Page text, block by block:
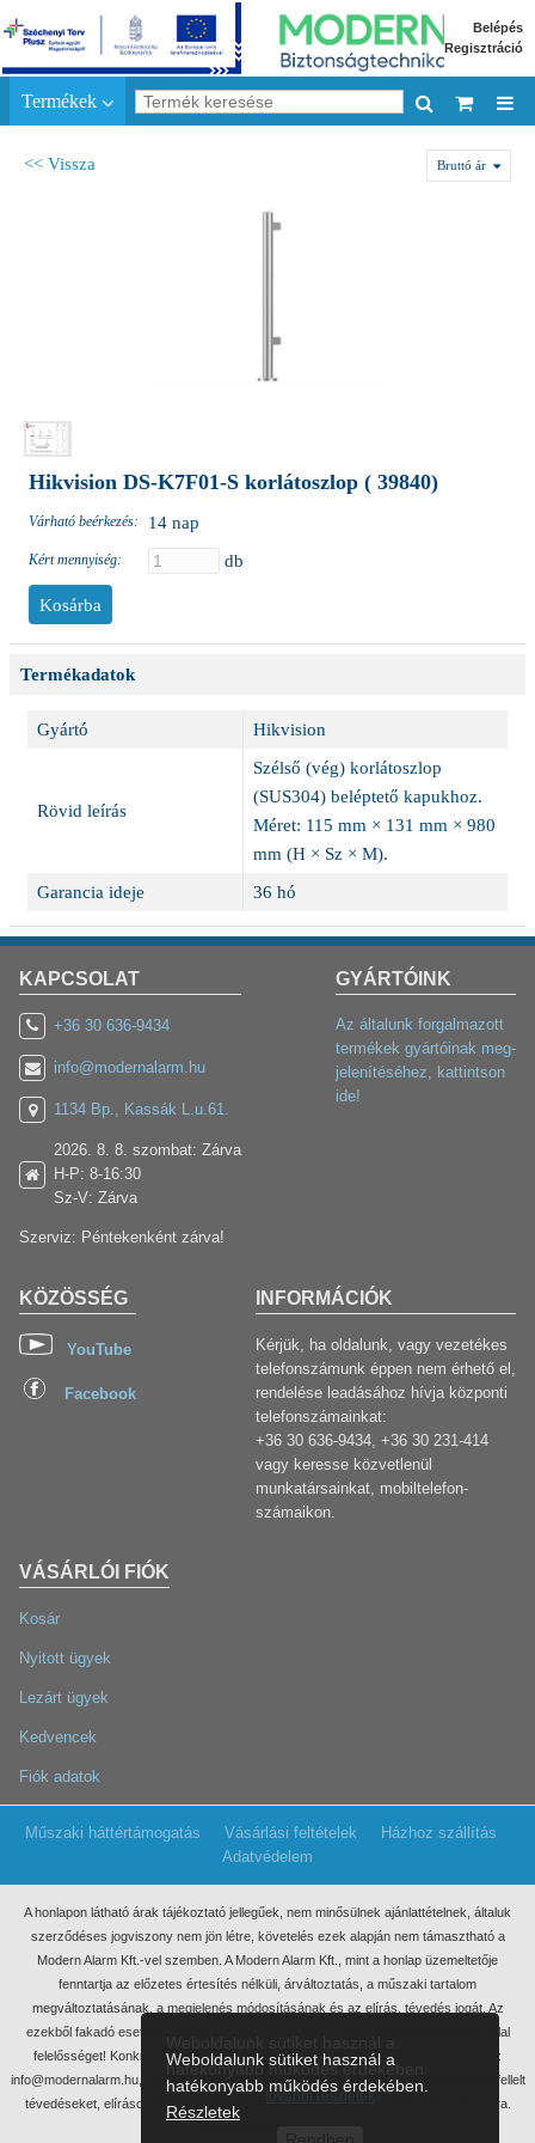
Belépés
Regisztráció
Termékek
<< Vissza Bruttó ár
Hikvision DS-K7F01-S korlátoszlop ( 39840)
Várható beérkezés: 14 nap
Kért mennyiség: db
Termékadatok
Gyártó Hikvision
Rövid leírás
Szélső (vég) korlátoszlop
(SUS304) beléptető kapukhoz.
Méret: 115 mm × 131 mm × 980
mm (H × Sz × M).
Garancia ideje
36 hó
KAPCSOLAT
+36 30 636-9434
info@modernalarm.hu
1134 Bp., Kassák L.u.61.
2026. 8. 8. szombat: Zárva
H-P: 8-16:30
Sz-V: Zárva
Szerviz: Péntekenként zárva!
VÁSÁRLÓI FIÓK
Kosár
Nyitott ügyek
Lezárt ügyek
Kedvencek
Fiók adatok
KÖZÖSSÉG
YouTube
Facebook
INFORMÁCIÓK
Kérjük, ha oldalunk, vagy vezetékes
telefonszámunk éppen nem érhető el,
rendelése leadásához hívja központi
telefonszámainkat:
+36 30 636-9434, +36 30 231-414
vagy keresse közvetlenül
munkatársainkat, mobiltelefon-
számaikon.
GYÁRTÓINK
Az általunk forgalmazott
termékek gyártóinak meg-
jelenítéséhez, kattintson
ide!
Műszaki háttértámogatás Vásárlási feltételek
Házhoz szállítás
Adatvédelem
A honlapon látható árak tájékoztató jellegűek, nem minősülnek ajánlattételnek, általuk
szerződéses jogviszony nem jön létre, követelés ezek alapján nem támasztható a
Modern Alarm Kft.-vel szemben. A Modern Alarm Kft., mint a honlap üzemeltetője
fenntartja az előzetes értesítés nélküli, árváltoztatás, a műszaki tartalom
megváltoztatásának, a megjelenés módosításának és az elírás, tévedés jogát. Az
ezekből fakadó esetleges elmaradt haszonért, anyagi, vagy egyéb kárért nem vállal
felelősséget! Konkrét ajánlatkérés miatt kérjük, keressen meg minket írásban, az
info@modernalarm.hu, vagy a rendeles@modernalarm.hu e-mail címen. A honlapon fellelt
tévedéseket, elírásokat az info@modernalarm.hu e-mail címen jelezheti számunkra.
hatékonyabb működés érdekében
további részletek
Weboldalunk sütiket használ a
hatékonyabb működés érdekében.
Részletek